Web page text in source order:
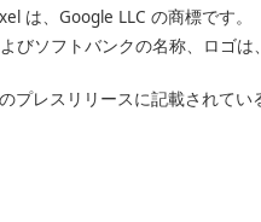
は、Google LLC の商標です。
びソフトバンクの名称、ロゴ
プレスリリースに記載されてい